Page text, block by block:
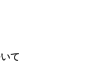
て